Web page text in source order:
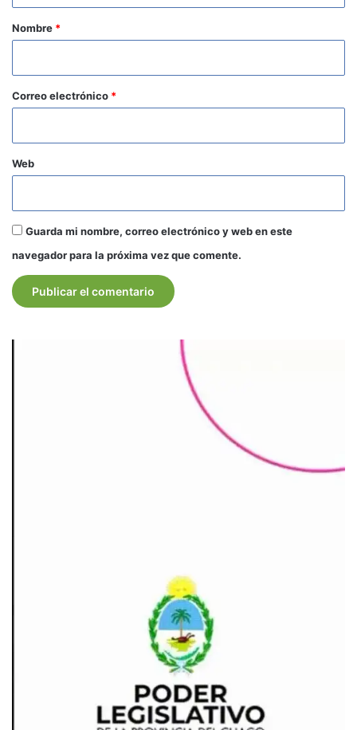
r
*
Nombre *
Correo electrónico *
Web
Guarda mi nombre, correo electrónico y web en este
navegador para la próxima vez que comente.